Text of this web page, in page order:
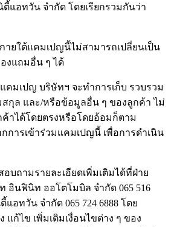
แอทวัน จำกัด โดยเรียกรวมกันว่า
ใต้แคมเปญนี้ไม่สามารถเปลี่ยนเป็น
งแถมอื่น ๆ ได้
เปญ บริษัทฯ จะทำการเก็บ รวบรวม
สกุล และ/หรือข้อมูลอื่น ๆ ของลูกค้า ไม่
าได้โดยตรงหรือโดยอ้อมก็ตาม
การเข้าร่วมแคมเปญนี้ เพื่อการดำเนิน
ามรายละเอียดเพิ่มเติมได้ที่ฝ่าย
อินฟินิท ออโตโมบิล จำกัด 065 516
อทวัน จำกัด 065 724 6888 โดย
แก้ไข เพิ่มเติมเงื่อนไขต่าง ๆ ของ